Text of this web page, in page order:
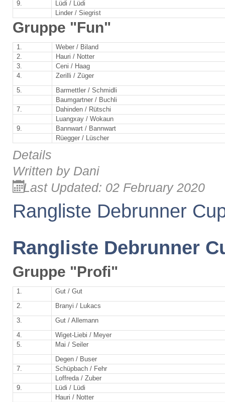
9.
Lüdi / Lüdi
Linder / Siegrist
Gruppe "Fun"
1.
Weber / Biland
2.
Hauri / Notter
3.
Ceni / Haag
4.
Zerilli / Züger
5.
Barmettler / Schmidli
Baumgartner / Buchli
7.
Dahinden / Rütschi
Luangxay / Wokaun
9.
Bannwart / Bannwart
Rüegger / Lüscher
Details
Written by Dani
Last Updated: 02 February 2020
Rangliste Debrunner
Rangliste Debrunner
Gruppe "Profi"
1.
Gut / Gut
2.
Branyi / Lukacs
3.
Gut / Allemann
4.
Wiget-Liebi / Meyer
5.
Mai / Seiler
Degen / Buser
7.
Schüpbach / Fehr
Loffreda / Zuber
9.
Lüdi / Lüdi
Hauri / Notter